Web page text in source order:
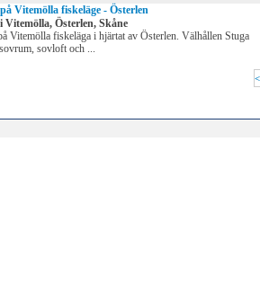
Vitemölla fiskeläge - Österlen
Vitemölla, Österlen, Skåne
Vitemölla fiskeläga i hjärtat av Österlen. Välhållen Stuga
sovloft och ...